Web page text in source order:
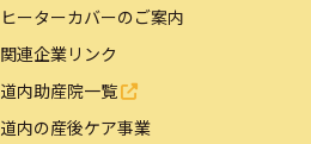
ヒーターカバーのご案内
関連企業リンク
道内助産院一覧
道内の産後ケア事業